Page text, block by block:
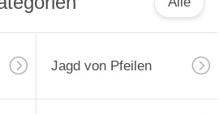
Jagd von Pfeilen